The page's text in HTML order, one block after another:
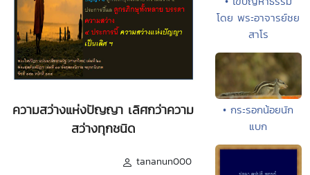
ความสว่างแห่งปัญญา เลิศกว่าความ
สว่างทุกชนิด
tananun000
โดย พระอาจารย์ชย
สาโร
• กระรอกน้อยนัก
แบก